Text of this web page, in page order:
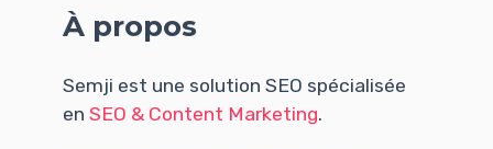
À propos
Semji est une solution SEO spécialisée
en SEO & Content Marketing.